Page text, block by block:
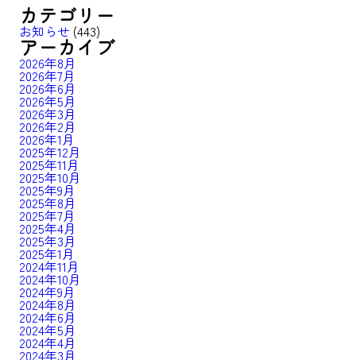
カテゴリー
お知らせ (443)
アーカイブ
2026年8月
2026年7月
2026年6月
2026年5月
2026年3月
2026年2月
2026年1月
2025年12月
2025年11月
2025年10月
2025年9月
2025年8月
2025年7月
2025年4月
2025年3月
2025年1月
2024年11月
2024年10月
2024年9月
2024年8月
2024年6月
2024年5月
2024年4月
2024年3月